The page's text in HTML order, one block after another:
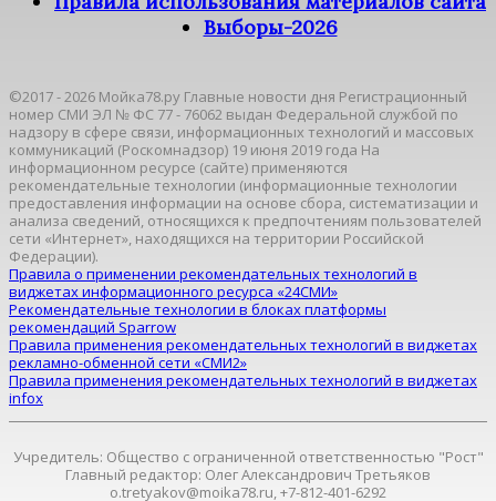
Выборы-2026
©2017 - 2026 Мойка78.ру Главные новости дня Регистрационный
номер СМИ ЭЛ № ФС 77 - 76062 выдан Федеральной службой по
надзору в сфере связи, информационных технологий и массовых
коммуникаций (Роскомнадзор) 19 июня 2019 года На
информационном ресурсе (сайте) применяются
рекомендательные технологии (информационные технологии
предоставления информации на основе сбора, систематизации и
анализа сведений, относящихся к предпочтениям пользователей
сети «Интернет», находящихся на территории Российской
Федерации).
Правила о применении рекомендательных технологий в
виджетах информационного ресурса «24СМИ»
Рекомендательные технологии в блоках платформы
рекомендаций Sparrow
Правила применения рекомендательных технологий в виджетах
рекламно-обменной сети «СМИ2»
Правила применения рекомендательных технологий в виджетах
infox
Учредитель: Общество с ограниченной ответственностью "Рост"
Главный редактор: Олег Александрович Третьяков
o.tretyakov@moika78.ru, +7-812-401-6292